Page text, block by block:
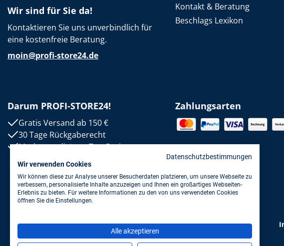
Wir sind für Sie da!
Kontaktieren Sie uns unverbindlich für
eine kostenfreie Beratung.
moin@profi-store24.de
Kontakt & Beratung
Beschlags Lexikon
Darum PROFI-STORE24!
Gratis Versand ab 150 €
30 Tage Rückgaberecht
Markenqualität zu Top-Preisen
Zahlungsarten
Datenschutzbestimmungen
Wir verwenden Cookies
Wir können diese zur Analyse unserer Besucherdaten platzieren, um unsere Webseite zu
verbessern, personalisierte Inhalte anzuzeigen und Ihnen ein großartiges Webseiten-
Erlebnis zu bieten. Für weitere Informationen zu den von uns verwendeten Cookies
öffnen Sie die Einstellungen.
Alle akzeptieren